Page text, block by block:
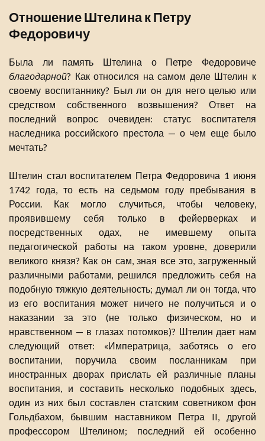
Отношение Штелина к Петру
Федоровичу
Была ли память Штелина о Петре Федоровиче
благодарной? Как относился на самом деле Штелин к
своему воспитаннику? Был ли он для него целью или
средством собственного возвышения? Ответ на
последний вопрос очевиден: статус воспитателя
наследника российского престола — о чем еще было
мечтать?
Штелин стал воспитателем Петра Федоровича 1 июня
1742 года, то есть на седьмом году пребывания в
России. Как могло случиться, чтобы человеку,
проявившему себя только в фейерверках и
посредственных одах, не имевшему опыта
педагогической работы на таком уровне, доверили
великого князя? Как он сам, зная все это, загруженный
различными работами, решился предложить себя на
подобную тяжкую деятельность; думал ли он тогда, что
из его воспитания может ничего не получиться и о
наказании за это (не только физическом, но и
нравственном — в глазах потомков)? Штелин дает нам
следующий ответ: «Императрица, заботясь о его
воспитании, поручила своим посланникам при
иностранных дворах прислать ей различные планы
воспитания, и составить несколько подобных здесь,
один из них был составлен статским советником фон
Гольдбахом, бывшим наставником Петра II, другой
профессором Штелином; последний ей особенно